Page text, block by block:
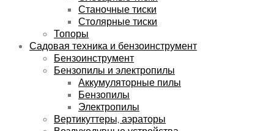
Станочные тиски
Столярные тиски
Топоры
Садовая техника и бензоинструмент
Бензоинструмент
Бензопилы и электропилы
Аккумуляторные пилы
Бензопилы
Электропилы
Вертикуттеры, аэраторы